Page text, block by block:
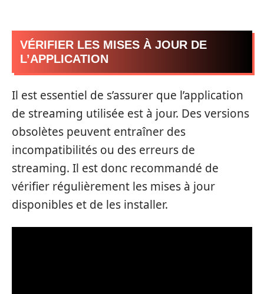
VÉRIFIER LES MISES À JOUR DE
L’APPLICATION
Il est essentiel de s’assurer que l’application
de streaming utilisée est à jour. Des versions
obsolètes peuvent entraîner des
incompatibilités ou des erreurs de
streaming. Il est donc recommandé de
vérifier régulièrement les mises à jour
disponibles et de les installer.